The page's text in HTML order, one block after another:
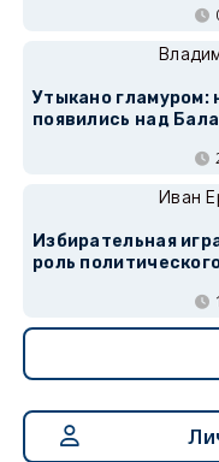
Утыкано
появились над
Иван
Избирательная
роль